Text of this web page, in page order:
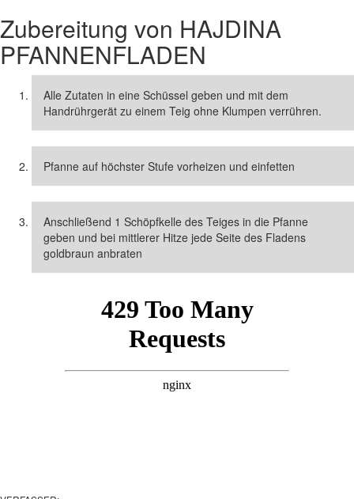
Zubereitung von HAJDINA
PFANNENFLADEN
Alle Zutaten in eine Schüssel geben und mit dem
Handrührgerät zu einem Teig ohne Klumpen verrühren.
Pfanne auf höchster Stufe vorheizen und einfetten
Anschließend 1 Schöpfkelle des Teiges in die Pfanne
geben und bei mittlerer Hitze jede Seite des Fladens
goldbraun anbraten